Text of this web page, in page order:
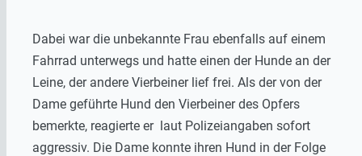
Dabei war die unbekannte Frau ebenfalls auf einem
Fahrrad unterwegs und hatte einen der Hunde an der
Leine, der andere Vierbeiner lief frei. Als der von der
Dame geführte Hund den Vierbeiner des Opfers
bemerkte, reagierte er laut Polizeiangaben sofort
aggressiv. Die Dame konnte ihren Hund in der Folge